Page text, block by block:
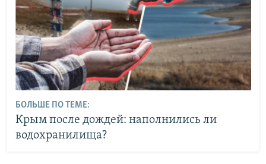
БОЛЬШЕ ПО ТЕМЕ:
Крым после дождей: наполнились ли
водохранилища?